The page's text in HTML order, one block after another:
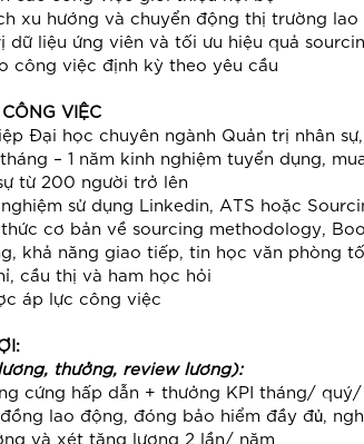
CCSP
CCSS
xu hướng và chuyển động thị trường
dữ liệu ứng viên và tối ưu hiệu quả
công việc định kỳ theo yêu cầu
VIỆC
Đại học chuyên ngành Quản trị nhân
– 1 năm kinh nghiệm tuyển dụng,
từ 200 người trở lên
sử dụng Linkedin, ATS hoặc
cơ bản về sourcing methodology,
khả năng giao tiếp, tin học văn phòng
cầu thị và ham học hỏi
áp lực công việc
thưởng, review lương):
cứng hấp dẫn + thưởng KPI tháng/
lao động, đóng bảo hiểm đầy đủ,
và xét tăng lương 2 lần/ năm